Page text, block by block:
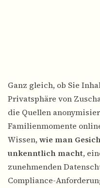
Ganz gleich, ob Sie
Privatsphäre von
die Quellen
Familienmomente
Wissen,wie man
unkenntlich macht,
zunehmenden
Compliance-